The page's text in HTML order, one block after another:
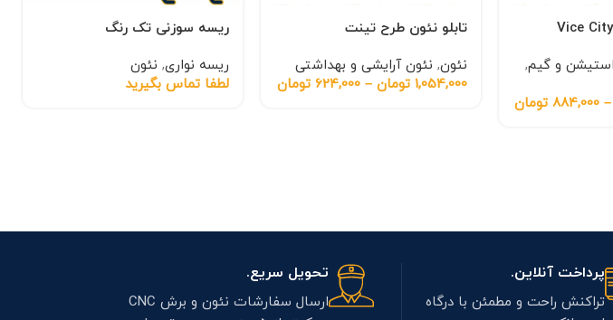
و گیم,
–
884,000 تومان
تابلو نئون طرح تینت
نئون, نئون آرایشی و بهداشتی
1,054,000 تومان –
624,000 تومان
ریسه سوزنی تک رنگ
ریسه نواری, نئون
لطفا تماس بگیرید
پرداخت آنلاین.
تراکنش راحت و مطمئن با درگاه
تحویل سریع.
ارسال سفارشات نئون و برش CNC